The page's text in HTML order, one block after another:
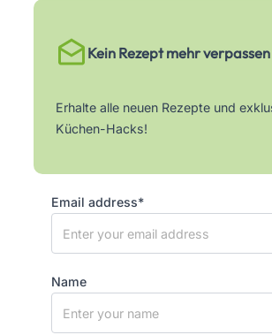
Kein Rezept mehr verpassen
Erhalte alle neuen Rezepte und
Küchen-Hacks!
Email address*
Name